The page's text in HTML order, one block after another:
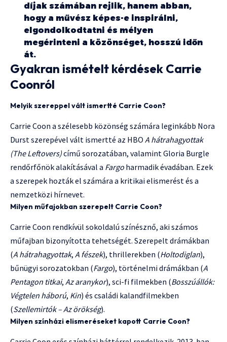
díjak számában rejlik, hanem abban,
hogy a művész képes-e inspirálni,
elgondolkodtatni és mélyen
megérinteni a közönséget, hosszú időn
át.
Gyakran ismételt kérdések Carrie
Coonról
Melyik szereppel vált ismertté Carrie Coon?
Carrie Coon a szélesebb közönség számára leginkább Nora
Durst szerepével vált ismertté az HBO A hátrahagyottak
(The Leftovers)című sorozatában, valamint Gloria Burgle
rendőrfőnök alakításával a Fargo harmadik évadában. Ezek
a szerepek hozták el számára a kritikai elismerést és a
nemzetközi hírnevet.
Milyen műfajokban szerepelt Carrie Coon?
Carrie Coon rendkívül sokoldalú színésznő, aki számos
műfajban bizonyította tehetségét. Szerepelt drámákban
(A hátrahagyottak, A fészek), thrillerekben (Holtodiglan),
bűnügyi sorozatokban (Fargo), történelmi drámákban (A
Pentagon titkai, Az aranykor), sci-fi filmekben (Bosszúállók:
Végtelen háború, Kin) és családi kalandfilmekben
(Szellemirtók – Az örökség).
Milyen színházi elismeréseket kapott Carrie Coon?